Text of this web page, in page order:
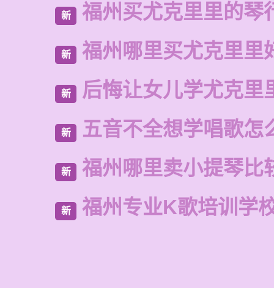
新 福州买尤克里里的琴
新 福州哪里买尤克里里
新 后悔让女儿学尤克里
新 五音不全想学唱歌怎
新 福州哪里卖小提琴比
新 福州专业K歌培训学